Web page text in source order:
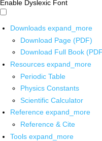
Enable Dyslexic Font
Downloads expand_more
Download Page (PDF)
Download Full Book
Resources expand_more
Periodic Table
Physics Constants
Scientific Calculator
Reference expand_more
Reference & Cite
Tools expand_more